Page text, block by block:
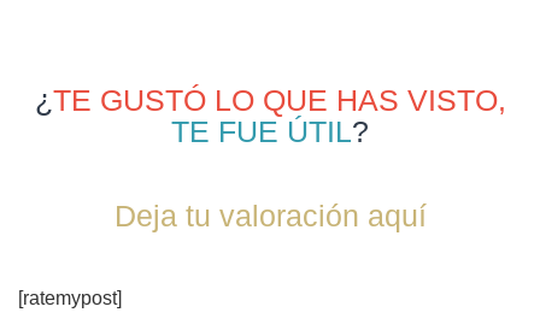
¿TE GUSTÓ LO QUE HAS VISTO,
TE FUE ÚTIL?
Deja tu valoración aquí
[ratemypost]